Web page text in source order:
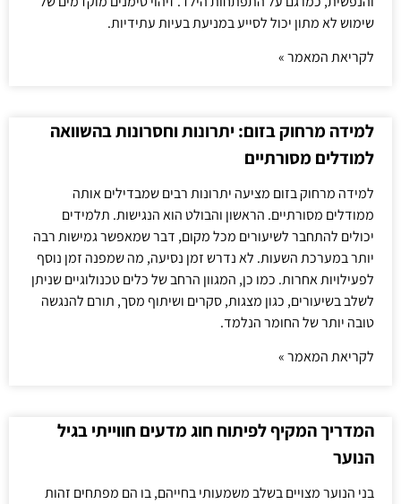
שימוש לא מתון יכול לסייע במניעת בעיות עתידיות.
לקריאת המאמר »
למידה מרחוק בזום: יתרונות וחסרונות בהשוואה
למודלים מסורתיים
למידה מרחוק בזום מציעה יתרונות רבים שמבדילים אותה
ממודלים מסורתיים. הראשון והבולט הוא הנגישות. תלמידים
יכולים להתחבר לשיעורים מכל מקום, דבר שמאפשר גמישות רבה
יותר במערכת השעות. לא נדרש זמן נסיעה, מה שמפנה זמן נוסף
לפעילויות אחרות. כמו כן, המגוון הרחב של כלים טכנולוגיים שניתן
לשלב בשיעורים, כגון מצגות, סקרים ושיתוף מסך, תורם להנגשה
טובה יותר של החומר הנלמד.
לקריאת המאמר »
המדריך המקיף לפיתוח חוג מדעים חווייתי בגיל
הנוער
בני הנוער מצויים בשלב משמעותי בחייהם, בו הם מפתחים זהות